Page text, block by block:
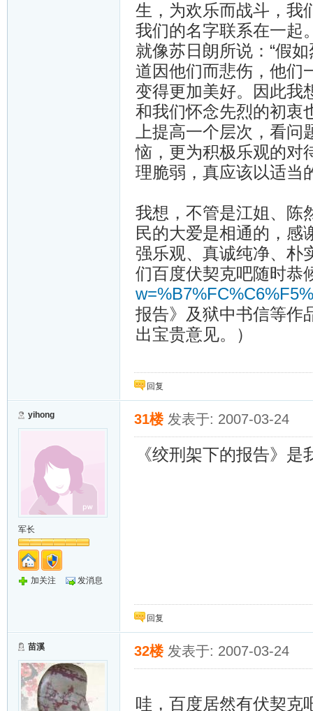
生，为欢乐而战斗，我
我们的名字联系在一起
就像苏日朗所说：“假
道因他们而悲伤，他们
变得更加美好。因此我
和我们怀念先烈的初衷
上提高一个层次，看
恼，更为积极乐观的对
理脆弱，真应该以适当
我想，不管是江姐、陈
民的大爱是相通的，感
强乐观、真诚纯净、朴
们百度伏契克吧随时恭
报告》及狱中书信等作
出宝贵意见。）
回复
yihong
军长
加关注 发消息
31楼 发表于: 2007-03-24
《绞刑架下的报告》
回复
苗溪 32楼 发表于: 2007-03-24
哇，百度居然有伏契